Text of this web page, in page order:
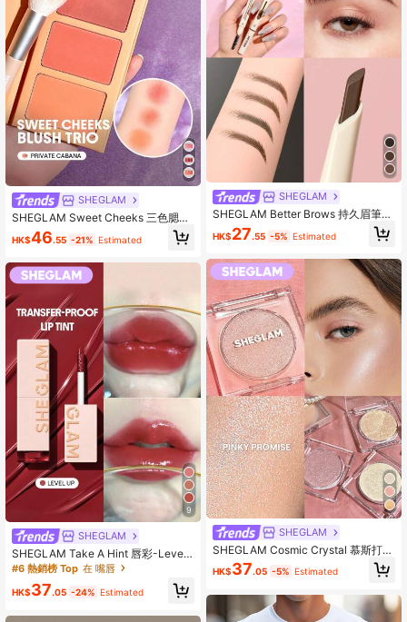
SHEGLAM
SHEGLAM Sweet Cheeks 三色腮紅
盤-Private Cabana 品牌美妝化妝品
適合女士與女孩
HK$46.55 -21% Estimated
9
SHEGLAM
SHEGLAM Take A Hint 唇彩-Level
Up 品牌美妝化妝品 適合女士與女孩
#6 熱銷榜 Top 在 嘴唇
HK$37.05 -24% Estimated
SHEGLAM
SHEGLAM Better Brows 持久眉筆-T
aupe 品牌美妝化妝品 適合女士與女
孩
HK$27.55 -5% Estimated
SHEGLAM
SHEGLAM Cosmic Crystal 慕斯打
亮-Pinky Promise 品牌美妝化妝品 適
合女士與女孩
HK$37.05 -5% Estimated